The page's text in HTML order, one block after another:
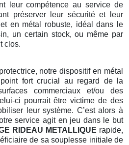
leur compétence au service de
préserver leur sécurité et leur
en métal robuste, idéal dans le
un certain stock, ou même par
clos.
notre dispositif en métal
fort crucial au regard de la
commerciaux et/ou des
ci pourrait être victime de des
leur système. C’est alors à
service agit en jeu dans le but
RIDEAU METALLIQUE rapide,
de sa souplesse initiale de